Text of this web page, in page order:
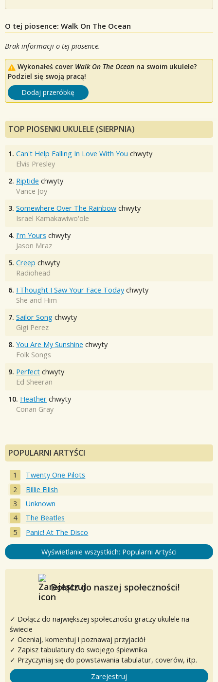
O tej piosence: Walk On The Ocean
Brak informacji o tej piosence.
Wykonałeś cover Walk On The Ocean na swoim ukulele?
Podziel się swoją pracą!
Dodaj przeróbkę
TOP PIOSENKI UKULELE (SIERPNIA)
1. Can't Help Falling In Love With You chwyty
Elvis Presley
2. Riptide chwyty
Vance Joy
3. Somewhere Over The Rainbow chwyty
Israel Kamakawiwo'ole
4. I'm Yours chwyty
Jason Mraz
5. Creep chwyty
Radiohead
6. I Thought I Saw Your Face Today chwyty
She and Him
7. Sailor Song chwyty
Gigi Perez
8. You Are My Sunshine chwyty
Folk Songs
9. Perfect chwyty
Ed Sheeran
10. Heather chwyty
Conan Gray
POPULARNI ARTYŚCI
Twenty One Pilots
Billie Eilish
Unknown
The Beatles
Panic! At The Disco
Wyświetlanie wszystkich: Popularni Artyści
Dołącz do naszej społeczności!
✓ Dołącz do największej społeczności graczy ukulele na
świecie
✓ Oceniaj, komentuj i poznawaj przyjaciół
✓ Zapisz tabulatury do swojego śpiewnika
✓ Przyczyniaj się do powstawania tabulatur, coverów, itp.
Zarejestruj